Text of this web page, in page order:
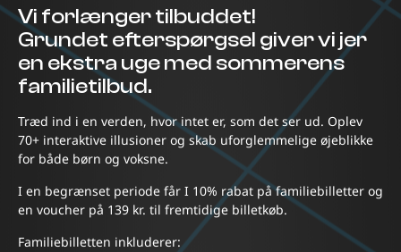
Vi forlænger tilbuddet!
Grundet efterspørgsel giver vi jer
en ekstra uge med sommerens
familietilbud.
Træd ind i en verden, hvor intet er, som det ser ud. Oplev
70+ interaktive illusioner og skab uforglemmelige øjeblikke
for både børn og voksne.
I en begrænset periode får I 10% rabat på familiebilletter og
en voucher på 139 kr. til fremtidige billetkøb.
Familiebilletten inkluderer: